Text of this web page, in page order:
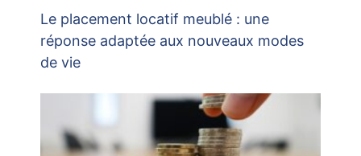
Le placement locatif meublé : une
réponse adaptée aux nouveaux modes
de vie